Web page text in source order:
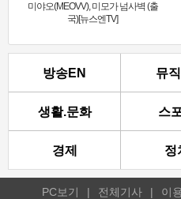
미야오(MEOVV), 미모가 넘사벽 (출
국)[뉴스엔TV]
방송EN 뮤
생활.문화 스
경제 정
PC보기 | 전체기사 | 이